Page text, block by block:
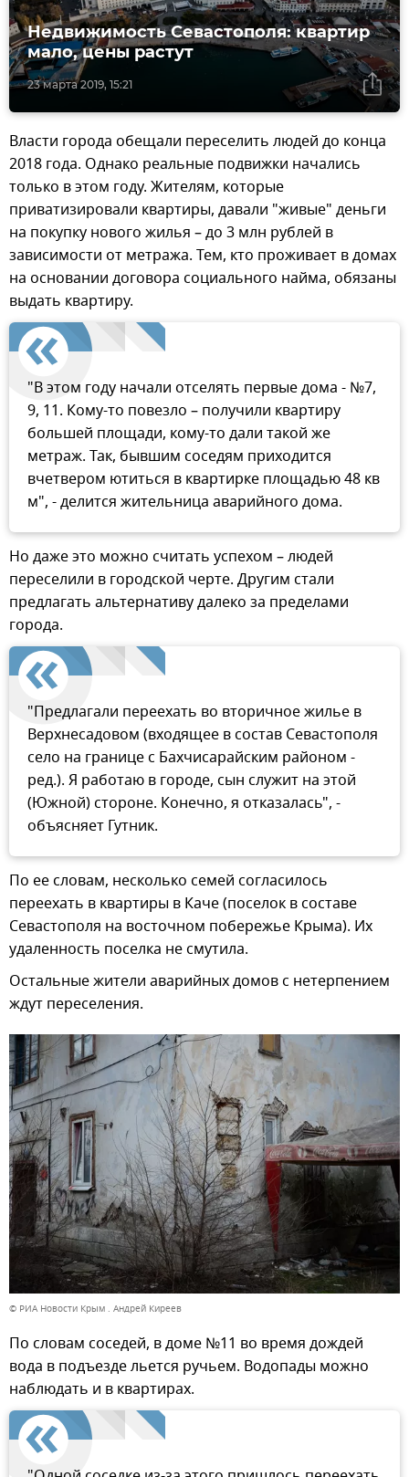
23 марта 2019, 15:21
Недвижимость Севастополя: квартир
мало, цены растут
Власти города обещали переселить людей до конца
2018 года. Однако реальные подвижки начались
только в этом году. Жителям, которые
приватизировали квартиры, давали "живые" деньги
на покупку нового жилья – до 3 млн рублей в
зависимости от метража. Тем, кто проживает в домах
на основании договора социального найма, обязаны
выдать квартиру.
"В этом году начали отселять первые дома - №7,
9, 11. Кому-то повезло – получили квартиру
большей площади, кому-то дали такой же
метраж. Так, бывшим соседям приходится
вчетвером ютиться в квартирке площадью 48 кв
м", - делится жительница аварийного дома.
Но даже это можно считать успехом – людей
переселили в городской черте. Другим стали
предлагать альтернативу далеко за пределами
города.
"Предлагали переехать во вторичное жилье в
Верхнесадовом (входящее в состав Севастополя
село на границе с Бахчисарайским районом -
ред.). Я работаю в городе, сын служит на этой
(Южной) стороне. Конечно, я отказалась", -
объясняет Гутник.
По ее словам, несколько семей согласилось
переехать в квартиры в Каче (поселок в составе
Севастополя на восточном побережье Крыма). Их
удаленность поселка не смутила.
Остальные жители аварийных домов с нетерпением
ждут переселения.
© РИА Новости Крым . Андрей Киреев
По словам соседей, в доме №11 во время дождей
вода в подъезде льется ручьем. Водопады можно
наблюдать и в квартирах.